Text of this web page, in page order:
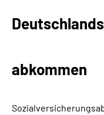
Rente
abkommen